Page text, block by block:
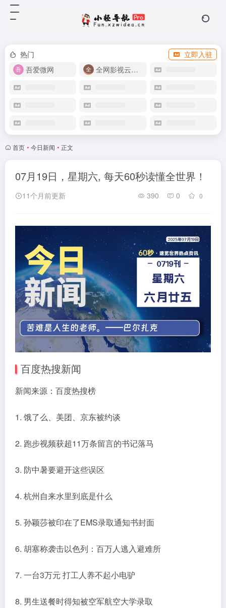
热门
立即入驻
吾爱微网
全网影视云盘资源
首页 • 今日新闻 • 正文
07月19日，星期六, 每天60秒读懂全世界！
11个月前更新 390 0 0
百度热搜新闻
新闻来源：百度热搜榜
1. 饿了么、美团、京东被约谈
2. 跑步视频获超11万条留言的书记落马
3. 防中暑要避开这些误区
4. 杭州自来水里到底是什么
5. 孙颖莎被印在了EMS录取通知书封面
6. 胡塞称袭击以色列：百万人逃入避难所
7. 一台3万元 打工人养不起小电驴
8. 男生送餐时得知被空军航空大学录取